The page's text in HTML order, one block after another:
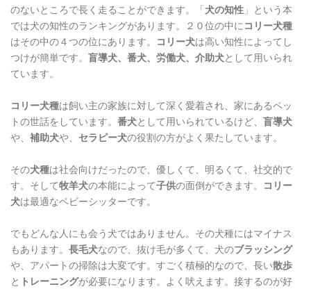
のないところで長く走ることができます。「犬の知性 」という本
では犬の知性のランキングがあります。２０位の中に コリー犬種
はその中の４つの位にあります。
コリー犬は高い知性によってし
つけが簡単です。 盲導犬、番犬、労働犬、介助犬として用いられ
ています。
コリー犬種は飼い主の家族に対して深く愛着され、家にあるペッ
トの世話をしています。 番犬として用いられているけど、 盲導犬
や、 補助犬や、 セラピー犬の役割の方がよく果たしています。
その犬種は社会向けだったので、優しくて、明るくて、社交的で
す。そして牧羊犬の本能によって子供の面倒ができます。
コリー
犬は最適なベビーシッターです。
でもどんな人にも会う犬ではありません。その犬種にはマイナス
もあります。 長毛犬なので、抜け毛が多くて、犬のブラッシング
や、アパートの掃除は大変です。すごく積極的なので、長い散歩
と トレーニングが必要になります。よく吠えます。接するのが好